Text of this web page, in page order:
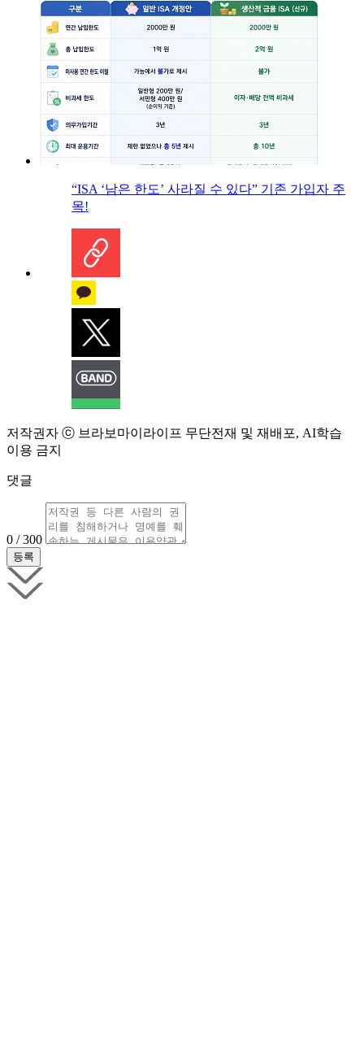
“ISA ‘남은 한도’ 사라질 수 있다” 기존 가입자 주
목!
저작권자 ⓒ 브라보마이라이프 무단전재 및 재배포, AI학습
이용 금지
댓글
0 / 300